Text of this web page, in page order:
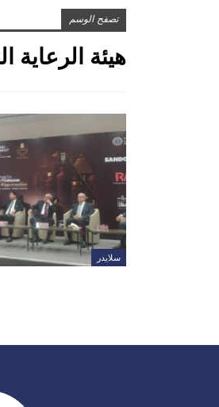
تصفح الوسم
هيئة الرعاية
سلايدر